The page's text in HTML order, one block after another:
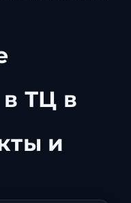
Евпатория
Камышин
Керчь
ТЦ в
и